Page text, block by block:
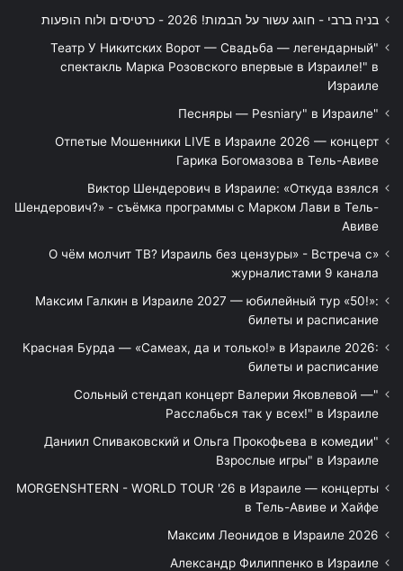
בניה ברבי - חוגג עשור על הבמות! 2026 - כרטיסים ולוח הופעות
"Театр У Никитских Ворот — Свадьба — легендарный
спектакль Марка Розовского впервые в Израиле!" в
Израиле
"Песняры — Pesniary" в Израиле
Отпетые Мошенники LIVE в Израиле 2026 — концерт
Гарика Богомазова в Тель-Авиве
Виктор Шендерович в Израиле: «Откуда взялся
Шендерович?» - съёмка программы с Марком Лави в Тель-
Авиве
«О чём молчит ТВ? Израиль без цензуры» - Встреча с
журналистами 9 канала
Максим Галкин в Израиле 2027 — юбилейный тур «50!»:
билеты и расписание
Красная Бурда — «Самеах, да и только!» в Израиле 2026:
билеты и расписание
"Сольный стендап концерт Валерии Яковлевой —
Расслабься так у всех!" в Израиле
"Даниил Спиваковский и Ольга Прокофьева в комедии
Взрослые игры" в Израиле
MORGENSHTERN - WORLD TOUR '26 в Израиле — концерты
в Тель-Авиве и Хайфе
Максим Леонидов в Израиле 2026
Александр Филиппенко в Израиле